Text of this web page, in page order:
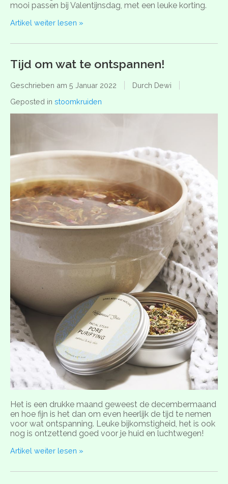
mooi passen bij Valentijnsdag, met een leuke korting.
Artikel weiter lesen »
Tijd om wat te ontspannen!
Geschrieben am 5 Januar 2022
Durch Dewi
Geposted in stoomkruiden
Het is een drukke maand geweest de decembermaand
en hoe fijn is het dan om even heerlijk de tijd te nemen
voor wat ontspanning. Leuke bijkomstigheid, het is ook
nog is ontzettend goed voor je huid en luchtwegen!
Artikel weiter lesen »